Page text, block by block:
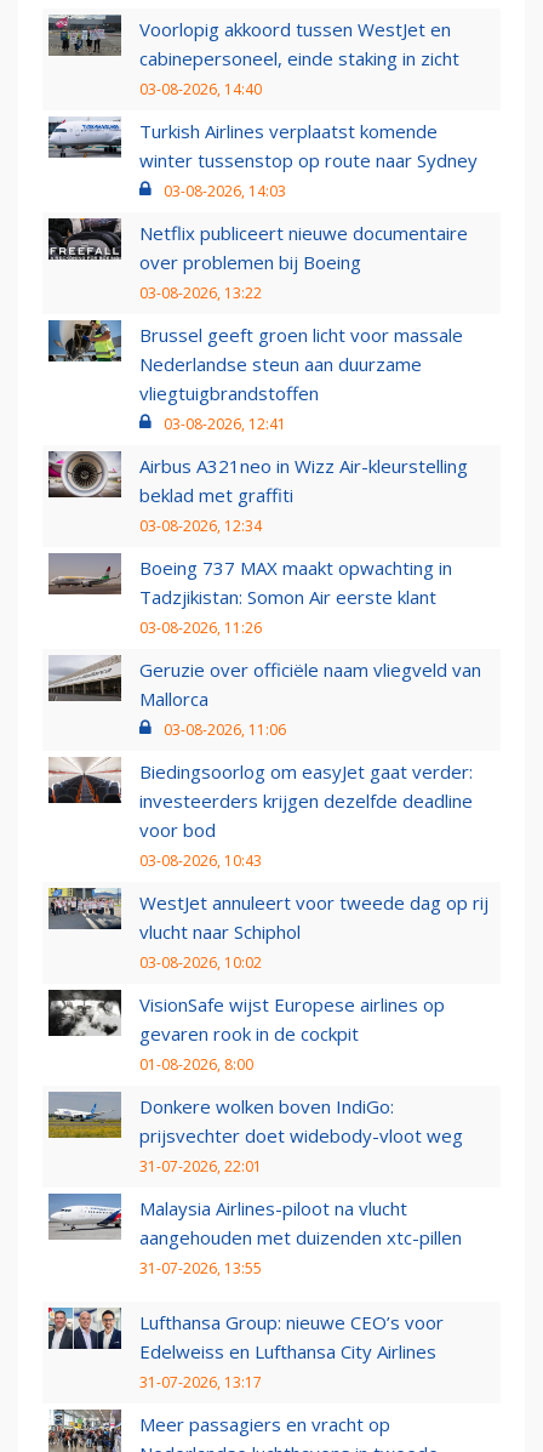
Voorlopig akkoord tussen WestJet en
cabinepersoneel, einde staking in zicht
03-08-2026, 14:40
Turkish Airlines verplaatst komende
winter tussenstop op route naar Sydney
03-08-2026, 14:03
Netflix publiceert nieuwe documentaire
over problemen bij Boeing
03-08-2026, 13:22
Brussel geeft groen licht voor massale
Nederlandse steun aan duurzame
vliegtuigbrandstoffen
03-08-2026, 12:41
Airbus A321neo in Wizz Air-kleurstelling
beklad met graffiti
03-08-2026, 12:34
Boeing 737 MAX maakt opwachting in
Tadzjikistan: Somon Air eerste klant
03-08-2026, 11:26
Geruzie over officiële naam vliegveld van
Mallorca
03-08-2026, 11:06
Biedingsoorlog om easyJet gaat verder:
investeerders krijgen dezelfde deadline
voor bod
03-08-2026, 10:43
WestJet annuleert voor tweede dag op rij
vlucht naar Schiphol
03-08-2026, 10:02
VisionSafe wijst Europese airlines op
gevaren rook in de cockpit
01-08-2026, 8:00
Donkere wolken boven IndiGo:
prijsvechter doet widebody-vloot weg
31-07-2026, 22:01
Malaysia Airlines-piloot na vlucht
aangehouden met duizenden xtc-pillen
31-07-2026, 13:55
Lufthansa Group: nieuwe CEO’s voor
Edelweiss en Lufthansa City Airlines
31-07-2026, 13:17
Meer passagiers en vracht op